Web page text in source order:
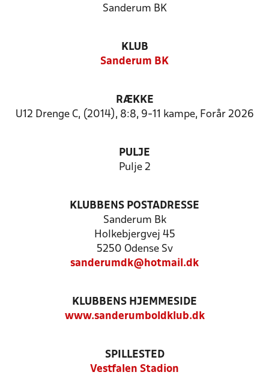
Sanderum BK
KLUB
Sanderum BK
RÆKKE
U12 Drenge C, (2014), 8:8, 9-11 kampe, Forår 2026
PULJE
Pulje 2
KLUBBENS POSTADRESSE
Sanderum Bk
Holkebjergvej 45
5250 Odense Sv
sanderumdk@hotmail.dk
KLUBBENS HJEMMESIDE
www.sanderumboldklub.dk
SPILLESTED
Vestfalen Stadion